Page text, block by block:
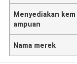
Menyediakan kem
ampuan
Nama merek